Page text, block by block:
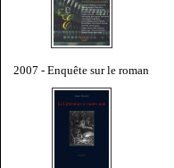
2007 - Enquête sur le roman